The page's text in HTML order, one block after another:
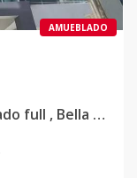
AMUEBLADO
Apartamento en alquiler amueblado full , Bella Vista